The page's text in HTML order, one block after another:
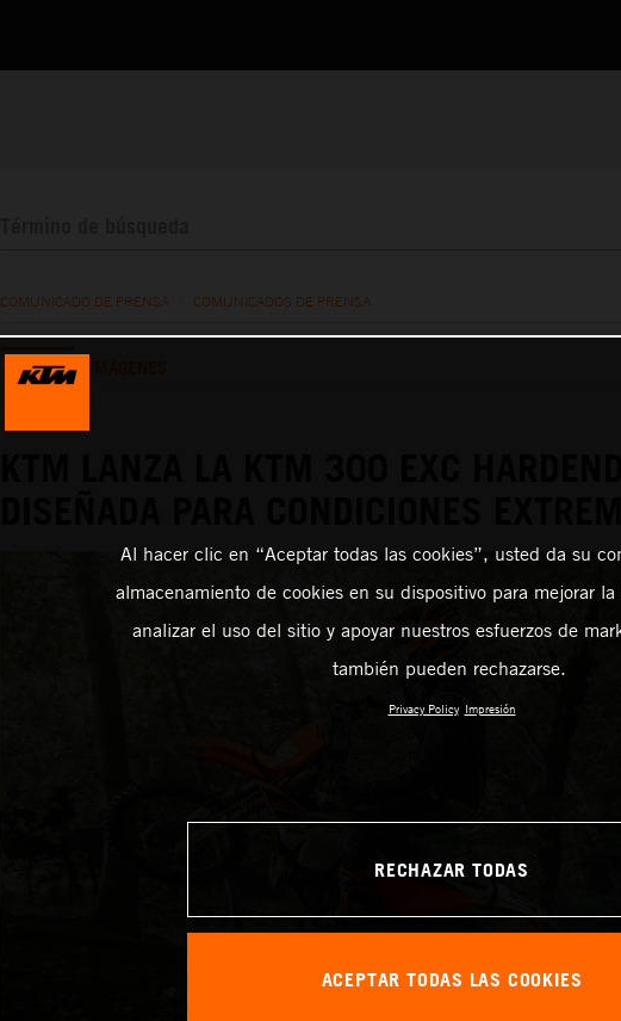
COMUNICADO DE PRENSA COMUNICADOS DE PRENSA
TEXTO
Al hacer clic en “Aceptar todas las cookies”, usted da su
almacenamiento de cookies en su dispositivo para mejorar
analizar el uso del sitio y apoyar nuestros esfuerzos de
también pueden rechazarse.
Privacy Policy Impresión
RECHAZAR TODAS
ACEPTAR TODAS LAS COOKIES